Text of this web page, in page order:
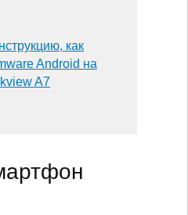
как
Android на
A7